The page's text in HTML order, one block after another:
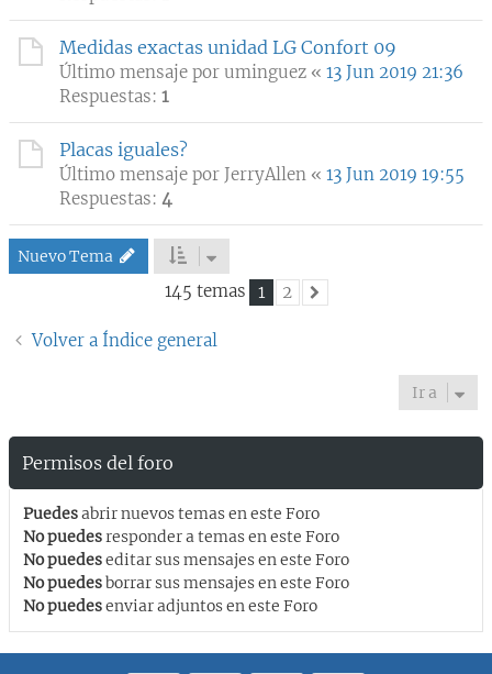
Medidas exactas unidad LG Confort 09
Último mensaje por uminguez « 13 Jun 2019 21:36
Respuestas: 1
Placas iguales?
Último mensaje por JerryAllen « 13 Jun 2019 19:55
Respuestas: 4
Nuevo Tema
145 temas 1
2
Siguiente
Volver a Índice general
Ir a
Permisos del foro
Puedesabrir nuevos temas en este Foro
No puedesresponder a temas en este Foro
No puedeseditar sus mensajes en este Foro
No puedesborrar sus mensajes en este Foro
No puedesenviar adjuntos en este Foro